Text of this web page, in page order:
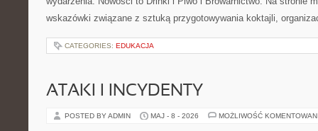
wskazówki związane z sztuką przygotowywania koktajli,
CATEGORIES: EDUKACJA
ATAKI I INCYDENTY
POSTED BY ADMIN MAJ - 8 - 2026 MOŻLIWOŚĆ